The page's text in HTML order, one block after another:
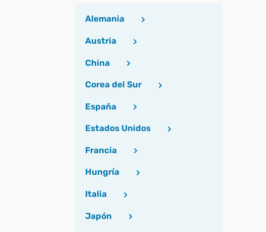
Alemania
Austria
China
Corea del Sur
España
Estados Unidos
Francia
Hungría
Italia
Japón